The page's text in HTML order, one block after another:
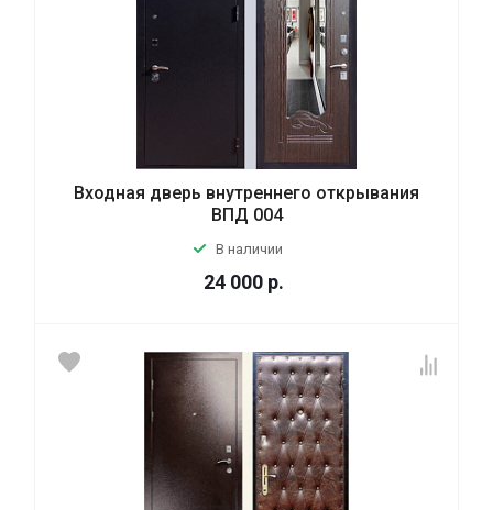
Входная дверь внутреннего открывания
ВПД 004
В наличии
24 000 р.